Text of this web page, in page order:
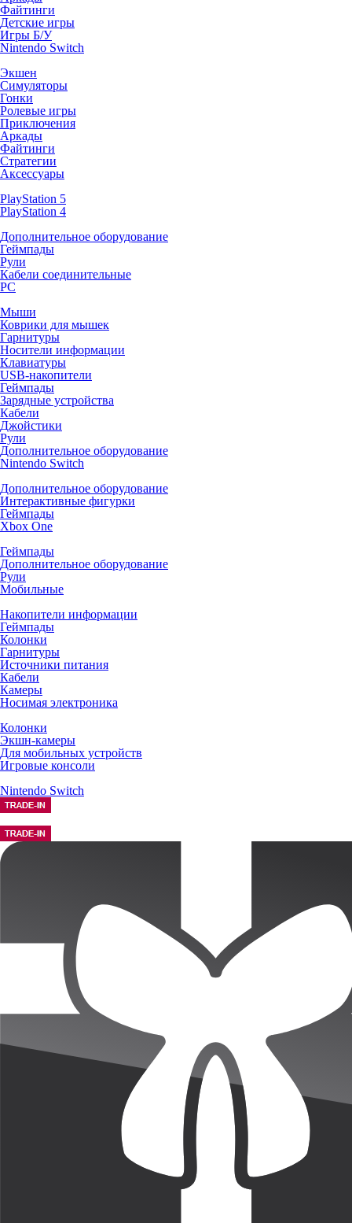
Файтинги
Детские игры
Игры Б/У
Nintendo Switch
Экшен
Симуляторы
Гонки
Ролевые игры
Приключения
Аркады
Файтинги
Стратегии
Аксессуары
PlayStation 5
PlayStation 4
Дополнительное оборудование
Геймпады
Рули
Кабели соединительные
PC
Мыши
Коврики для мышек
Гарнитуры
Носители информации
Клавиатуры
USB-накопители
Геймпады
Зарядные устройства
Кабели
Джойстики
Рули
Дополнительное оборудование
Nintendo Switch
Дополнительное оборудование
Интерактивные фигурки
Геймпады
Xbox One
Геймпады
Дополнительное оборудование
Рули
Мобильные
Накопители информации
Геймпады
Колонки
Гарнитуры
Источники питания
Кабели
Камеры
Носимая электроника
Колонки
Экшн-камеры
Для мобильных устройств
Игровые консоли
Nintendo Switch